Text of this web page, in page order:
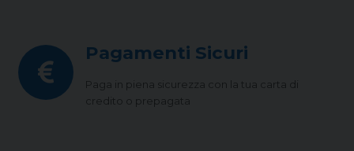
Pagamenti Sicuri
Paga in piena sicurezza con la tua carta di
credito o prepagata